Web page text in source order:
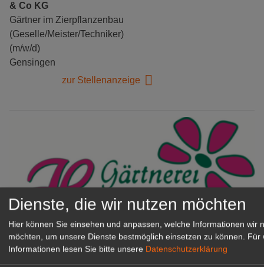
& Co KG
Gärtner im Zierpflanzenbau
(Geselle/Meister/Techniker)
(m/w/d)
Gensingen
zur Stellenanzeige
Gärtnerei Hanns
Dienste, die wir nutzen möchten
Hier können Sie einsehen und anpassen, welche Informationen wir
möchten, um unsere Dienste bestmöglich einsetzen zu können. Für
Informationen lesen Sie bitte unsere Datenschutzerklärung